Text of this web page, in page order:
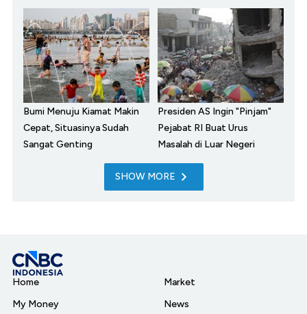
Bumi Menuju Kiamat Makin
Cepat, Situasinya Sudah
Sangat Genting
Presiden AS Ingin "Pinjam"
Pejabat RI Buat Urus
Masalah di Luar Negeri
SHOW MORE
Home
My Money
Market
News